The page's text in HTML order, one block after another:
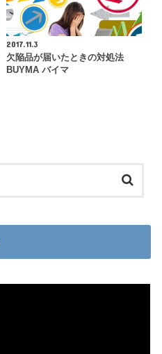
2017.11.3
欠陥品が届いたときの対処法
BUYMA バイマ